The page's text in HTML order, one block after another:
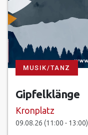
MUSIK/TANZ
Gipfelklänge
Kronplatz
09.08.26 (11:00 - 13:00)